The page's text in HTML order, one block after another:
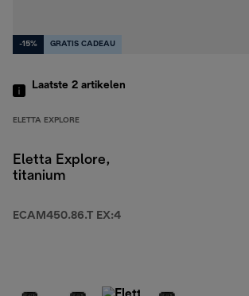
-15% GRATIS CADEAU
Laatste 2 artikelen
ELETTA EXPLORE
Eletta Explore,
titanium
ECAM450.86.T EX:4